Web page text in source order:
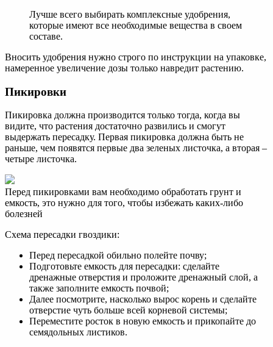
Лучше всего выбирать комплексные удобрения,
которые имеют все необходимые вещества в своем
составе.
Вносить удобрения нужно строго по инструкции на упаковке,
намеренное увеличение дозы только навредит растению.
Пикировки
Пикировка должна производится только тогда, когда вы
видите, что растения достаточно развились и смогут
выдержать пересадку. Первая пикировка должна быть не
раньше, чем появятся первые два зеленых листочка, а вторая –
четыре листочка.
Перед пикировками вам необходимо обработать грунт и
емкость, это нужно для того, чтобы избежать каких-либо
болезней
Схема пересадки гвоздики:
Перед пересадкой обильно полейте почву;
Подготовьте емкость для пересадки: сделайте
дренажные отверстия и проложите дренажный слой, а
также заполните емкость почвой;
Далее посмотрите, насколько вырос корень и сделайте
отверстие чуть больше всей корневой системы;
Переместите росток в новую емкость и прикопайте до
семядольных листиков.